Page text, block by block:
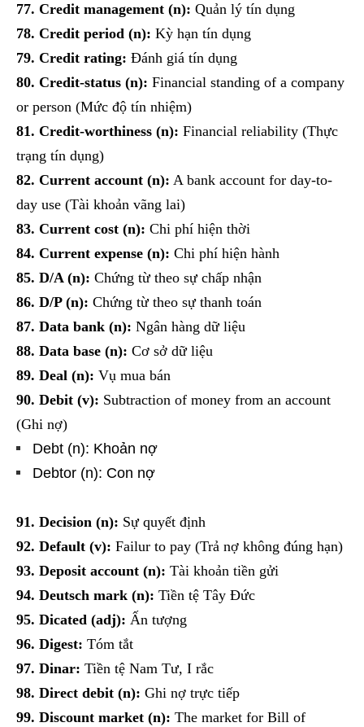
77. Credit management (n): Quản lý tín dụng
78. Credit period (n): Kỳ hạn tín dụng
79. Credit rating: Đánh giá tín dụng
80. Credit-status (n): Financial standing of a company
or person (Mức độ tín nhiệm)
81. Credit-worthiness (n): Financial reliability (Thực
trạng tín dụng)
82. Current account (n): A bank account for day-to-
day use (Tài khoản vãng lai)
83. Current cost (n): Chi phí hiện thời
84. Current expense (n): Chi phí hiện hành
85. D/A (n): Chứng từ theo sự chấp nhận
86. D/P (n): Chứng từ theo sự thanh toán
87. Data bank (n): Ngân hàng dữ liệu
88. Data base (n): Cơ sở dữ liệu
89. Deal (n): Vụ mua bán
90. Debit (v): Subtraction of money from an account
(Ghi nợ)
Debt (n): Khoản nợ
Debtor (n): Con nợ
91. Decision (n): Sự quyết định
92. Default (v): Failur to pay (Trả nợ không đúng hạn)
93. Deposit account (n): Tài khoản tiền gửi
94. Deutsch mark (n): Tiền tệ Tây Đức
95. Dicated (adj): Ấn tượng
96. Digest: Tóm tắt
97. Dinar: Tiền tệ Nam Tư, I rắc
98. Direct debit (n): Ghi nợ trực tiếp
99. Discount market (n): The market for Bill of